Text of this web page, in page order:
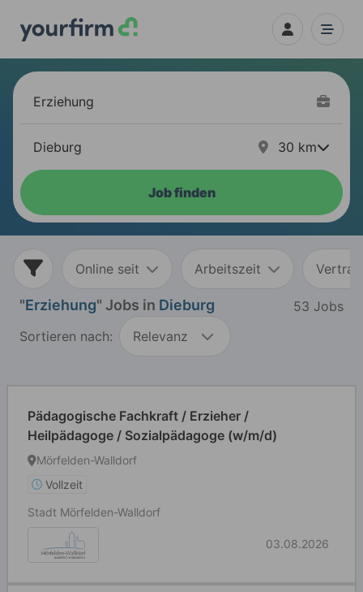
30 km
Job finden
Online seit Arbeitszeit
"Erziehung" Jobs in Dieburg
53 Jobs
Sortieren nach:
Relevanz
Pädagogische Fachkraft / Erzieher /
Heilpädagoge / Sozialpädagoge (w/m/d)
Mörfelden-Walldorf
Vollzeit
Stadt Mörfelden-Walldorf
03.08.2026